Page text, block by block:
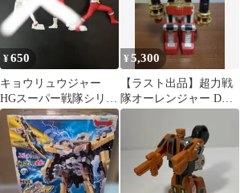
¥650
キョウリュウジャー
HGスーパー戦隊シリー
ズvol2
¥5,300
【ラスト出品】超力戦
隊オーレンジャー DX
レッドパンチャー